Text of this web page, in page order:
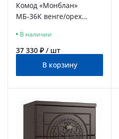
Комод «Монблан»
МБ-36К венге/орех
В наличии
37 330 ₽ / шт
В корзину